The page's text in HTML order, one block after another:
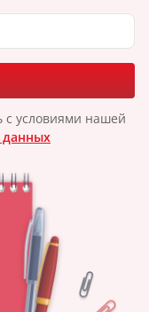
с условиями нашей
данных